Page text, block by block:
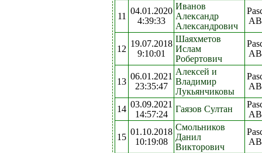
11
04.01.2020
4:39:33
Иванов
Александр
Александрович
12
19.07.2018
9:10:01
Шаяхметов
Ислам
Робертович
13
06.01.2021
23:35:47
Алексей и
Владимир
Лукьянчиковы
14 03.09.2021
14:57:24
Гаязов Султан
15
01.10.2018
10:19:08
Смольников
Данил
Викторович